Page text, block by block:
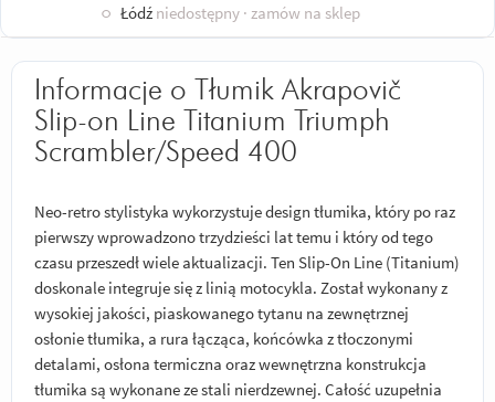
○ Łódź niedostępny · zamów na sklep
Informacje o Tłumik Akrapovič
Slip-on Line Titanium Triumph
Scrambler/Speed 400
Neo-retro stylistyka wykorzystuje design tłumika, który po raz
pierwszy wprowadzono trzydzieści lat temu i który od tego
czasu przeszedł wiele aktualizacji. Ten Slip-On Line (Titanium)
doskonale integruje się z linią motocykla. Został wykonany z
wysokiej jakości, piaskowanego tytanu na zewnętrznej
osłonie tłumika, a rura łącząca, końcówka z tłoczonymi
detalami, osłona termiczna oraz wewnętrzna konstrukcja
tłumika są wykonane ze stali nierdzewnej. Całość uzupełnia